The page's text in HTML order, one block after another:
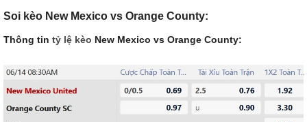
Soi kèo New Mexico vs Orange County:
Thông tin tỷ lệ kèo New Mexico vs Orange County: